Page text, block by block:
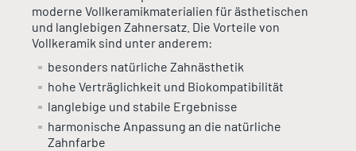
moderne Vollkeramikmaterialien für ästhetischen
und langlebigen Zahnersatz. Die Vorteile von
Vollkeramik sind unter anderem:
besonders natürliche Zahnästhetik
hohe Verträglichkeit und Biokompatibilität
langlebige und stabile Ergebnisse
harmonische Anpassung an die natürliche
Zahnfarbe